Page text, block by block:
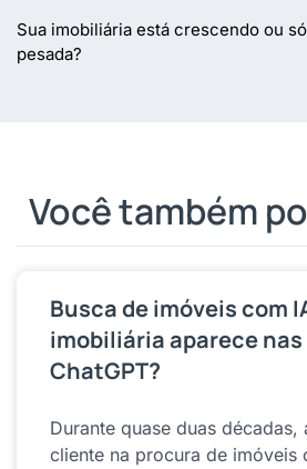
Sua imobiliária está crescendo ou
pesada?
Você também
Busca de imóveis com
imobiliária aparece
ChatGPT?
Durante quase duas décadas,
cliente na procura de imóveis